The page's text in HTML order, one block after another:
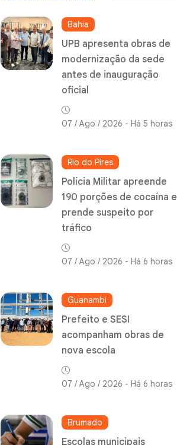
Bahia
UPB apresenta obras de
modernização da sede
antes de inauguração
oficial
07 / Ago / 2026 - Há 5 horas
Rio do Pires
Polícia Militar apreende
190 porções de cocaína e
prende suspeito por
tráfico
07 / Ago / 2026 - Há 6 horas
Guanambi
Prefeito e SESI
acompanham obras de
nova escola
07 / Ago / 2026 - Há 6 horas
Brumado
Escolas municipais